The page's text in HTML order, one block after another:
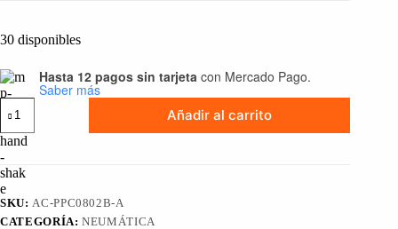
30 disponibles
Hasta 12 pagos sin tarjeta con Mercado Pago.
Saber más
Recto
Macho
OD
8mm
R
1/4"
cantidad
Añadir al carrito
SKU: AC-PPC0802B-A
CATEGORÍA:NEUMÁTICA